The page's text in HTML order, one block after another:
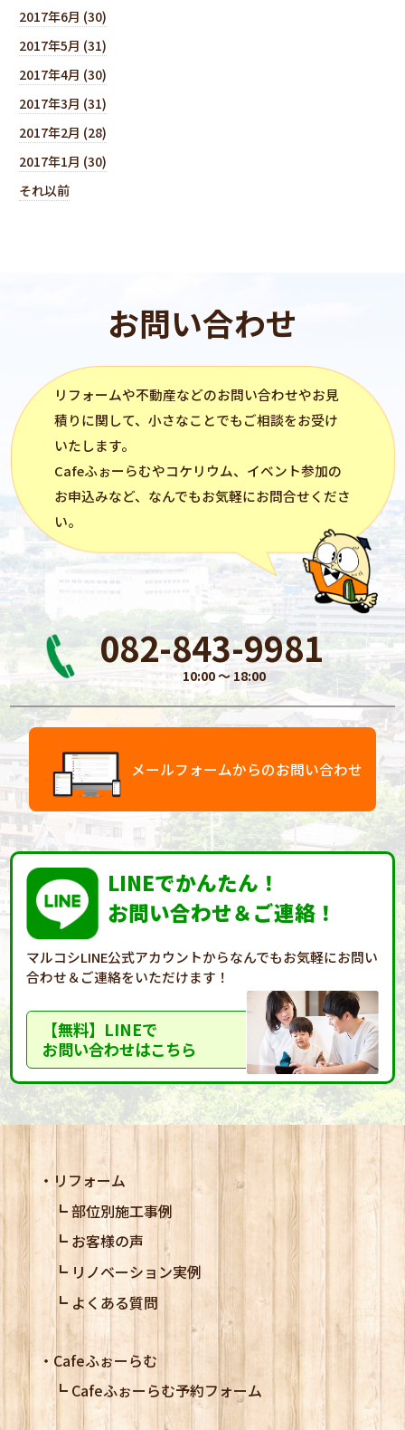
2017年6月 (30)
2017年5月 (31)
2017年4月 (30)
2017年3月 (31)
2017年2月 (28)
2017年1月 (30)
それ以前
お問い合わせ
リフォームや不動産などのお問い合わせやお見
積りに関して、小さなことでもご相談をお受け
いたします。
Cafeふぉーらむやコケリウム、イベント参加の
お申込みなど、なんでもお気軽にお問合せくださ
い。
082-843-9981
10:00 〜 18:00
メールフォームからのお問い合わせ
LINEでかんたん！
お問い合わせ＆ご連絡！
マルコシLINE公式アカウントからなんでもお気軽にお問い
合わせ＆ご連絡をいただけます！
【無料】LINEで
お問い合わせはこちら
リフォーム
部位別施工事例
お客様の声
リノベーション実例
よくある質問
Cafeふぉーらむ
Cafeふぉーらむ予約フォーム